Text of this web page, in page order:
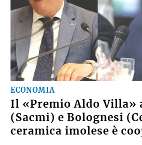
ECONOMIA
Il «Premio Aldo Villa»
(Sacmi) e Bolognesi
ceramica imolese è